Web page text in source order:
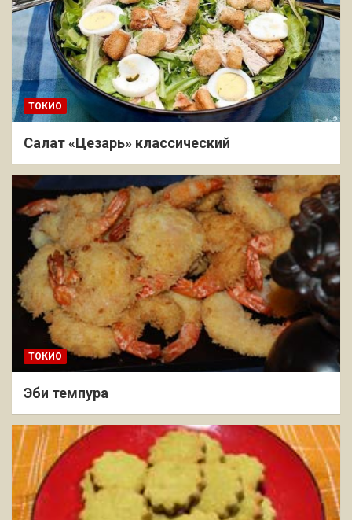
ТОКИО
Салат «Цезарь» классический
ТОКИО
Эби темпура